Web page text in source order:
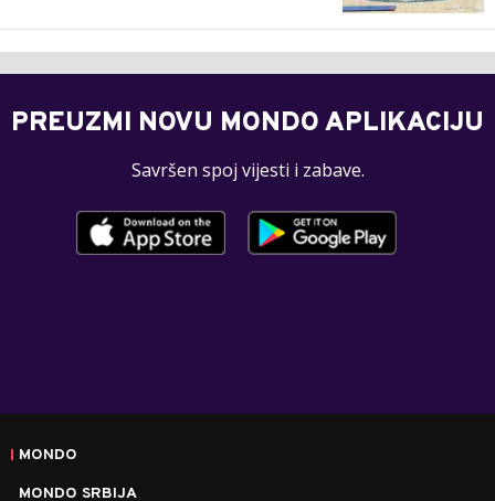
PREUZMI NOVU MONDO APLIKACIJU
Savršen spoj vijesti i zabave.
MONDO
MONDO SRBIJA